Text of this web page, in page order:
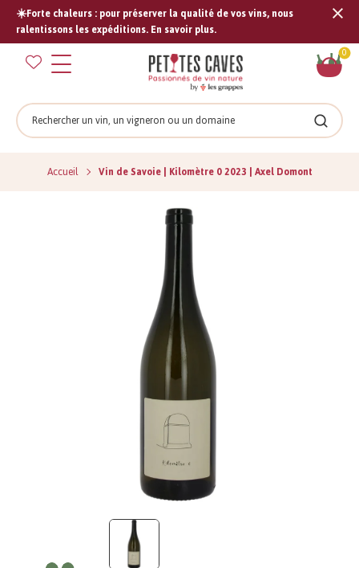
☀️Forte chaleurs : pour préserver la qualité de vos vins, nous
ralentissons les expéditions. En savoir plus.
0
Rechercher
Accueil Vin de Savoie | Kilomètre 0 2023 | Axel Domont